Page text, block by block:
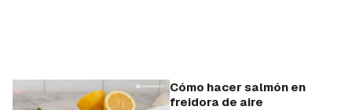
Cómo hacer salmón en
freidora de aire